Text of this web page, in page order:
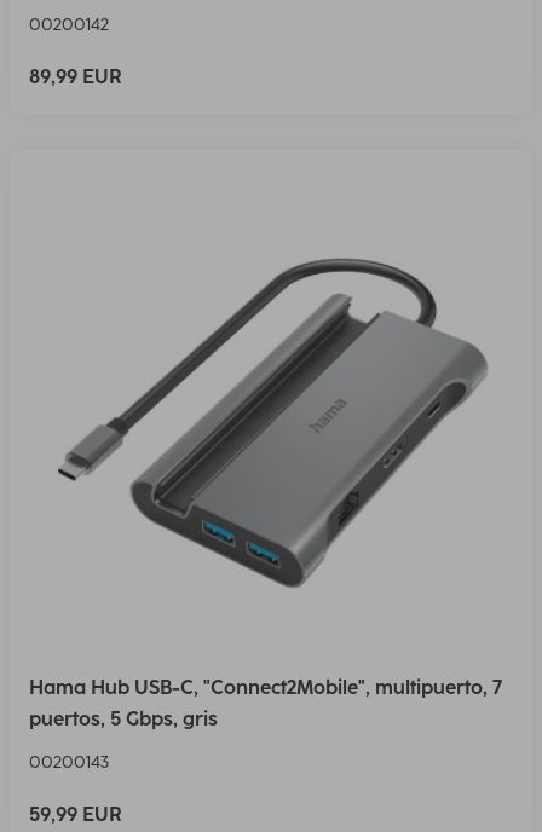
00200142
89,99 EUR
Hama Hub USB-C, "Connect2Mobile", multipuerto, 7
puertos, 5 Gbps, gris
00200143
59,99 EUR